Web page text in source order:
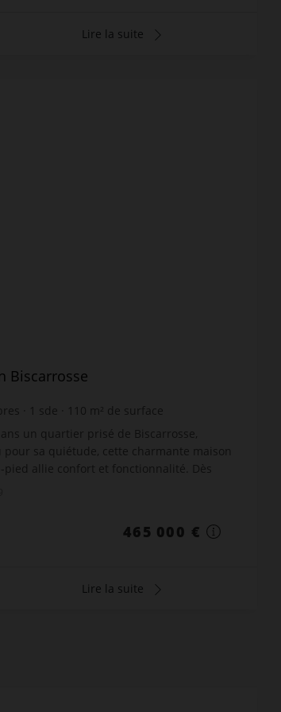
Lire la suite
Biscarrosse
sde 110 m² de surface
de terrain 4 227,27 € prix / m²
un quartier prisé de Biscarrosse,
pour sa quiétude, cette charmante maison
pied allie confort et fonctionnalité. Dès
465 000 €
Lire la suite